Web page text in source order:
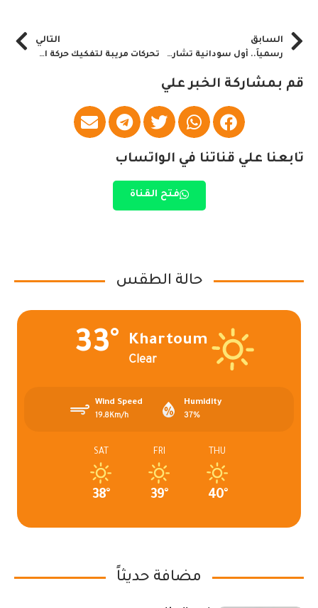
السابق
رسمياً.. أول سودانية تشارك في مسابقة ملكة جمال العالم.. إليك آخر التفاصيل
التالي
تحركات مريبة لتفكيك حركة المارشال
قم بمشاركة الخبر علي
تابعنا علي قناتنا في الواتساب
فتح القناة
حالة الطقس
Khartoum
Clear
33°
Humidity
37%
Wind Speed
19.8Km/h
THU
40°
FRI
39°
SAT
38°
مضافة حديثاً